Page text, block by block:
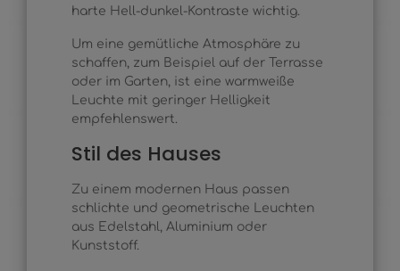
harte Hell-dunkel-Kontraste wichtig.
Um eine gemütliche Atmosphäre zu
schaffen, zum Beispiel auf der Terrasse
oder im Garten, ist eine warmweiße
Leuchte mit geringer Helligkeit
empfehlenswert.
Stil des Hauses
Zu einem modernen Haus passen
schlichte und geometrische Leuchten
aus Edelstahl, Aluminium oder
Kunststoff.